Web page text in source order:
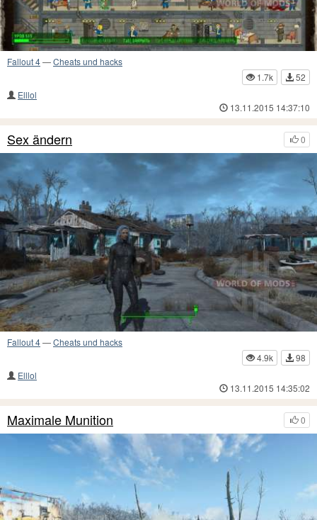
Fallout 4—Cheats und hacks
1.7k
52
Elllol
13.11.2015 14:37:10
0
Sex ändern
Fallout 4—Cheats und hacks
4.9k
98
Elllol
13.11.2015 14:35:02
0
Maximale Munition